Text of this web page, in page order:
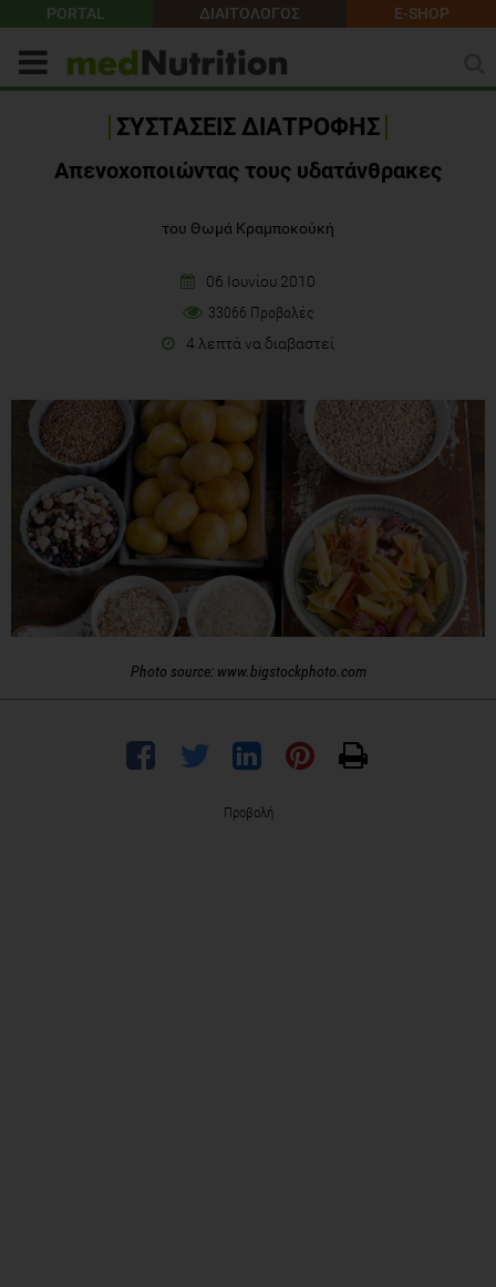
PORTAL ΔΙΑΙΤΟΛΟΓΟΣ E-SHOP
ΣΥΣΤΑΣΕΙΣ ΔΙΑΤΡΟΦΗΣ
Απενοχοποιώντας τους υδατάνθρακες
του Θωμά Κραμποκούκή
06 Ιουνίου 2010
33066 Προβολές
4 λεπτά να διαβαστεί
Photo source: www.bigstockphoto.com
Προβολή